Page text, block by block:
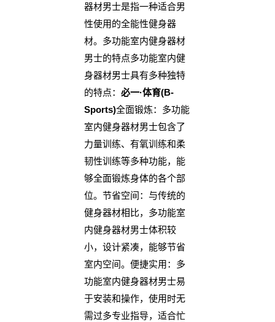
器材男士是指一种适合男
性使用的全能性健身器
材。多功能室内健身器材
男士的特点多功能室内健
身器材男士具有多种独特
的特点： 必一·体育(B-
Sports)全面锻炼：多功能
室内健身器材男士包含了
力量训练、有氧训练和柔
韧性训练等多种功能，能
够全面锻炼身体的各个部
位。节省空间：与传统的
健身器材相比，多功能室
内健身器材男士体积较
小，设计紧凑，能够节省
室内空间。便捷实用：多
功能室内健身器材男士易
于安装和操作，使用时无
需过多专业指导，适合忙